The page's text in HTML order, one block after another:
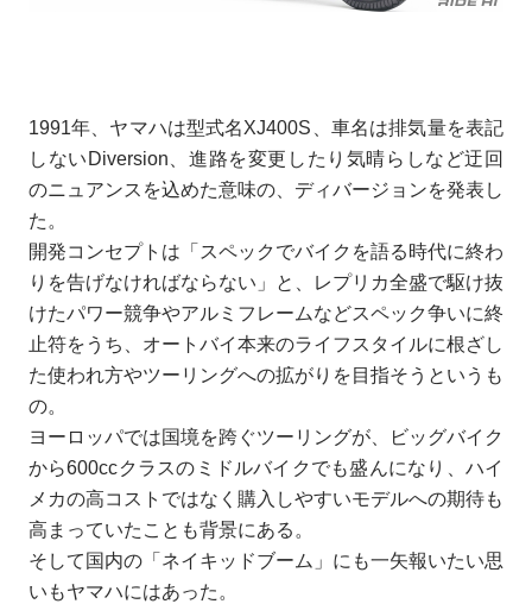
1991年、ヤマハは型式名XJ400S、車名は排気量を表記
しないDiversion、進路を変更したり気晴らしなど迂回
のニュアンスを込めた意味の、ディバージョンを発表し
た。
開発コンセプトは「スペックでバイクを語る時代に終わ
りを告げなければならない」と、レプリカ全盛で駆け抜
けたパワー競争やアルミフレームなどスペック争いに終
止符をうち、オートバイ本来のライフスタイルに根ざし
た使われ方やツーリングへの拡がりを目指そうというも
の。
ヨーロッパでは国境を跨ぐツーリングが、ビッグバイク
から600ccクラスのミドルバイクでも盛んになり、ハイ
メカの高コストではなく購入しやすいモデルへの期待も
高まっていたことも背景にある。
そして国内の「ネイキッドブーム」にも一矢報いたい思
いもヤマハにはあった。